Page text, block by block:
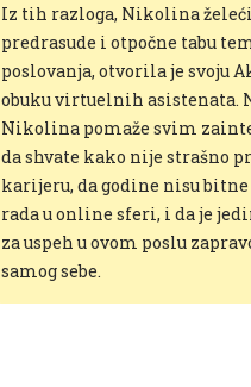
Iz tih razloga, Nikolina
predrasude i otpočne tabu
poslovanja, otvorila je svoju
obuku virtuelnih asistenata.
Nikolina pomaže svim
da shvate kako nije strašno
karijeru, da godine nisu bitne
rada u online sferi, i da je
za uspeh u ovom poslu
samog sebe.